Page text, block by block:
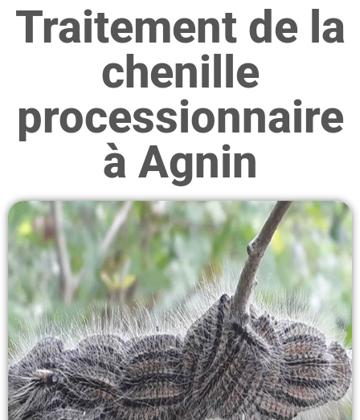
Traitement de la
chenille
processionnaire
à Agnin